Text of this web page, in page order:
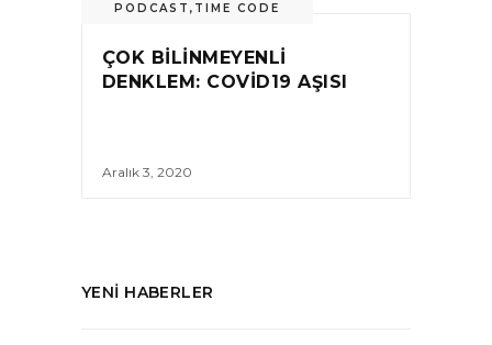
PODCAST , TIME CODE
ÇOK BILINMEYENLI
DENKLEM: COVID19 AŞISI
Aralık 3, 2020
YENI HABERLER